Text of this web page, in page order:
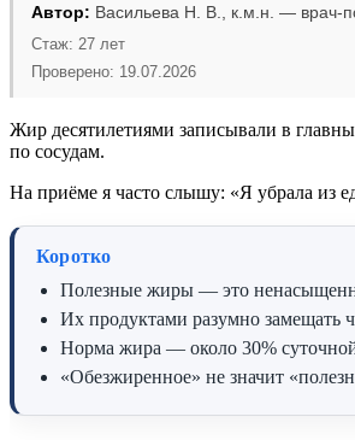
Автор: Васильева Н. В., к.м.н. — врач-
Стаж: 27 лет
Проверено: 19.07.2026
Жир десятилетиями записывали в
по сосудам.
На приёме я часто слышу: «Я убрала из
Коротко
Полезные жиры — это
Их продуктами разумно замещать
Норма жира — около 30%
«Обезжиренное» не значит